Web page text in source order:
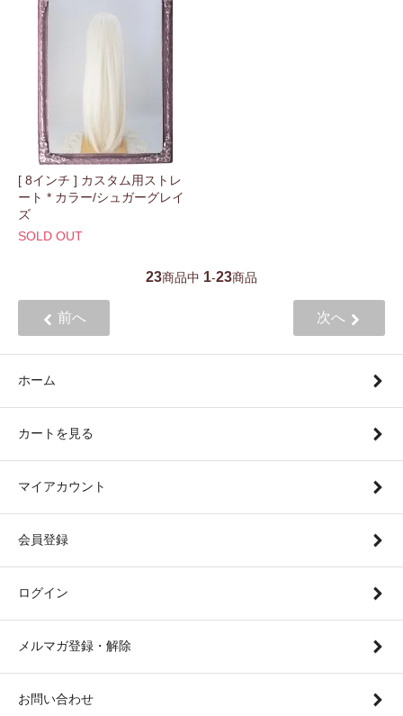
[ 8インチ ] カスタム用ストレ
ート * カラー/シュガーグレイ
ズ
SOLD OUT
23商品中 1-23商品
前へ 次へ
ホーム
カートを見る
マイアカウント
会員登録
ログイン
メルマガ登録・解除
お問い合わせ